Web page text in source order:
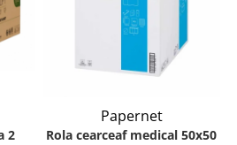
2
Papernet
Rola cearceaf medical 50x50